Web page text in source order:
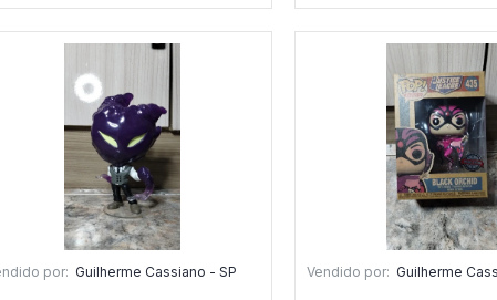
por: Guilherme Cassiano - SP Vendido por: Guilherme